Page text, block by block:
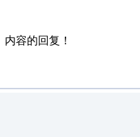
内容的回复！